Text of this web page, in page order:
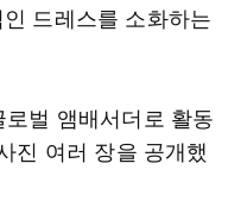
드레스를 소화하는
벌 앰배서더로 활동
진 여러 장을 공개했